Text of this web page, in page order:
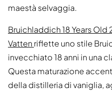
maestà selvaggia.
Bruichladdich 18 Years
Vatten riflette uno stile
invecchiato 18 anni in una
Questa maturazione
della distilleria di vaniglia,